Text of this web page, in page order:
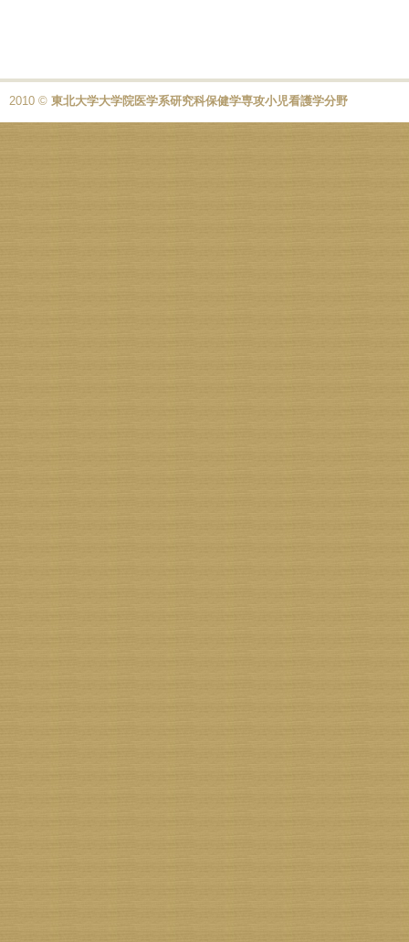
2010 © 東北大学大学院医学系研究科保健学専攻小児看護学分野